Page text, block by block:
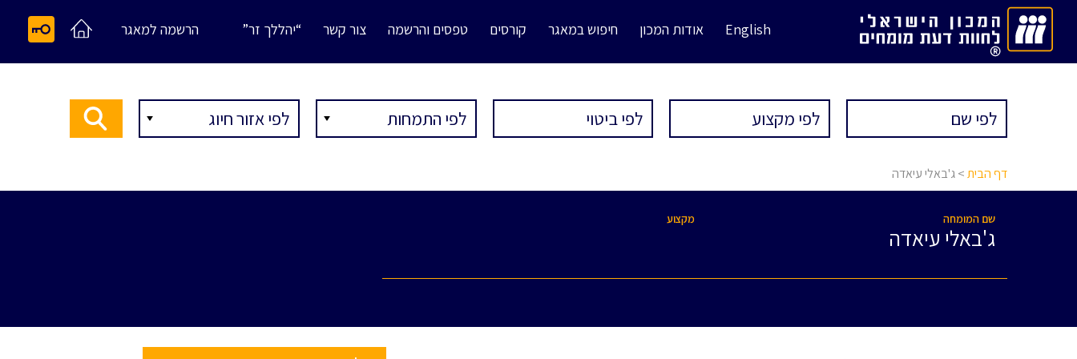
English אודות המכון חיפוש במאגר קורסים טפסים והרשמה צור קשר “יהללך זר” הרשמה למאגר
דף הבית> ג'באלי עיאדה
שם המומחה
ג'באלי עיאדה
מקצוע